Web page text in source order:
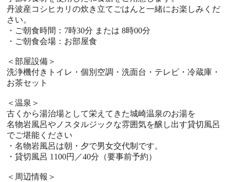
丹波産コシヒカリの炊き立てごはんと一緒にお楽しみくだ
さい。
・ご朝食時間：7時30分 または 8時00分
・ご朝食会場：お部屋食
＜部屋設備＞
洗浄機付きトイレ・個別空調・洗面台・テレビ・冷蔵庫・
お茶セット
＜温泉＞
古くから湯治場として栄えてきた城崎温泉のお湯を
名物岩風呂やノスタルジックな雰囲気を醸し出す貸切風呂
でご堪能ください
・名物岩風呂は朝・夕で男女交代制です。
・貸切風呂 1100円／40分（要事前予約）
＜周辺情報＞